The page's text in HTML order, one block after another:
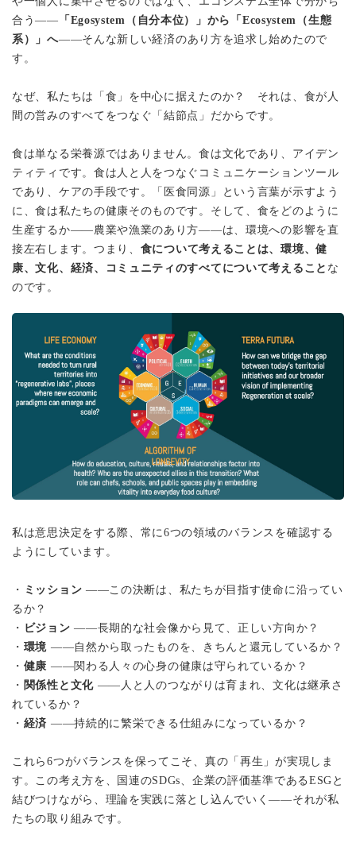
合う—— 「Egosystem（自分本位）」から「Ecosystem（生態
系）」へ——そんな新しい経済のあり方を追求し始めたので
す。
なぜ、私たちは「食」を中心に据えたのか？ それは、食が人
間の営みのすべてをつなぐ「結節点」だからです。
食は単なる栄養源ではありません。食は文化であり、アイデン
ティティです。食は人と人をつなぐコミュニケーションツール
であり、ケアの手段です。「医食同源」という言葉が示すよう
に、食は私たちの健康そのものです。そして、食をどのように
生産するか——農業や漁業のあり方——は、環境への影響を直
接左右します。つまり、 食について考えることは、環境、健
康、文化、経済、コミュニティのすべてについて考えること な
のです。
私は意思決定をする際、常に6つの領域のバランスを確認する
ようにしています。
・ ミッション ——この決断は、私たちが目指す使命に沿ってい
るか？
・ ビジョン ——長期的な社会像から見て、正しい方向か？
・ 環境 ——自然から取ったものを、きちんと還元しているか？
・ 健康 ——関わる人々の心身の健康は守られているか？
・ 関係性と文化 ——人と人のつながりは育まれ、文化は継承さ
れているか？
・ 経済 ——持続的に繁栄できる仕組みになっているか？
これら6つがバランスを保ってこそ、真の「再生」が実現しま
す。この考え方を、国連のSDGs、企業の評価基準であるESGと
結びつけながら、理論を実践に落とし込んでいく——それが私
たちの取り組みです。